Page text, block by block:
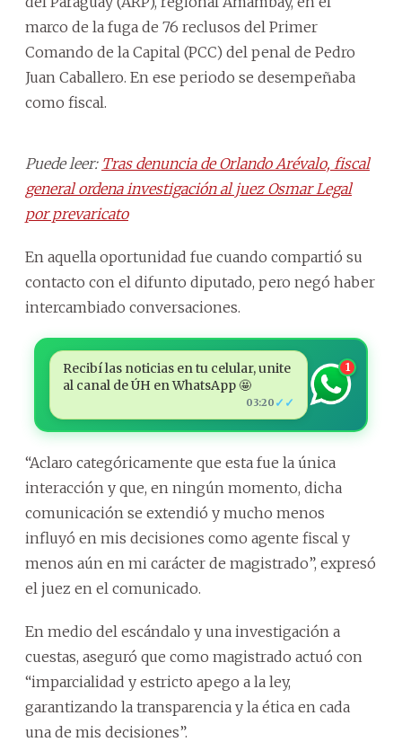
marco de la fuga de 76 reclusos del Primer
Comando de la Capital (PCC) del penal de Pedro
Juan Caballero. En ese periodo se desempeñaba
como fiscal.
Puede leer: Tras denuncia de Orlando Arévalo, fiscal
general ordena investigación al juez Osmar Legal
por prevaricato
En aquella oportunidad fue cuando compartió su
contacto con el difunto diputado, pero negó haber
intercambiado conversaciones.
Recibí las noticias en tu celular, unite
al canal de ÚH en WhatsApp 🤩
03:20 ✓✓
1
“Aclaro categóricamente que esta fue la única
interacción y que, en ningún momento, dicha
comunicación se extendió y mucho menos
influyó en mis decisiones como agente fiscal y
menos aún en mi carácter de magistrado”, expresó
el juez en el comunicado.
En medio del escándalo y una investigación a
cuestas, aseguró que como magistrado actuó con
“imparcialidad y estricto apego a la ley,
garantizando la transparencia y la ética en cada
una de mis decisiones”.